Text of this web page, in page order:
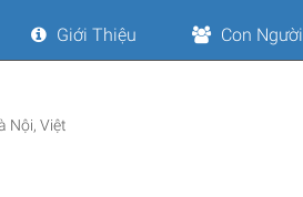
Giới Thiệu Con Người
Nội, Việt